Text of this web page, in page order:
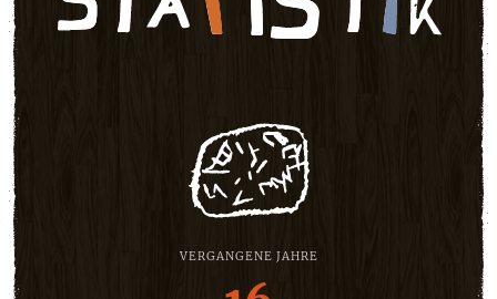
VERGANGENE JAHRE